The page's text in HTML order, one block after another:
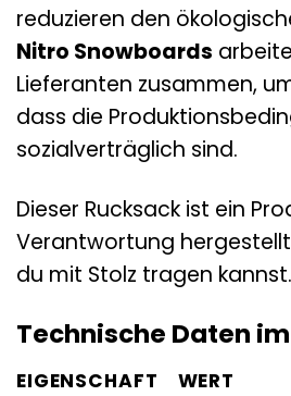
reduzieren den
Nitro Snowboards
Lieferanten zusammen,
dass die
sozialverträglich sind.
Dieser Rucksack ist ein
Verantwortung
du mit Stolz tragen kannst.
Technische Daten
EIGENSCHAFT
WERT